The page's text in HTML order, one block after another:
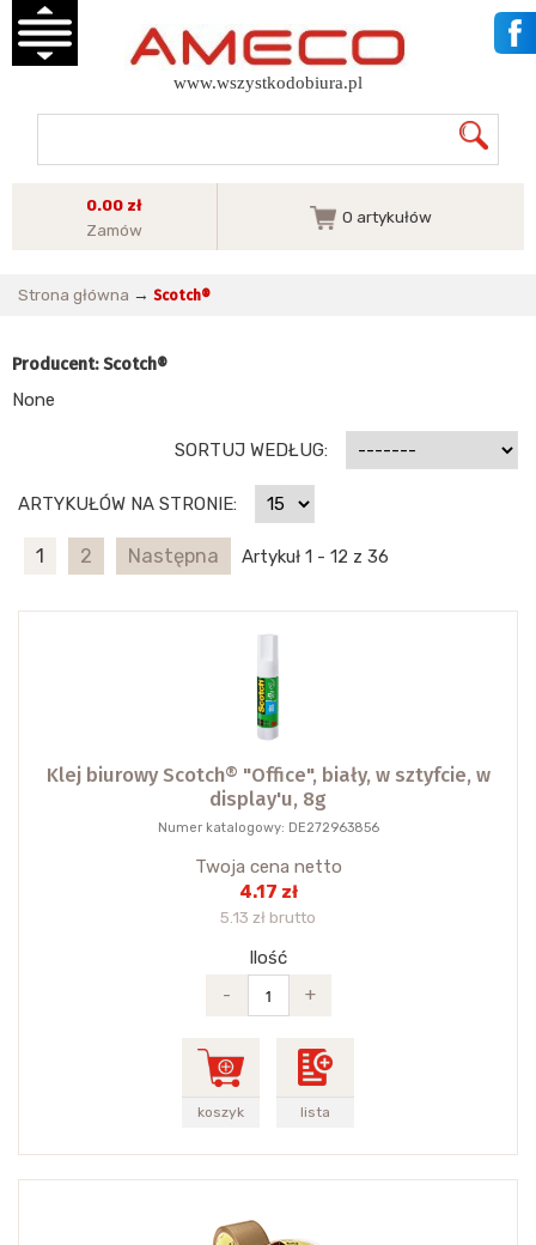
www.wszystkodobiura.pl
0.00 zł
Zamów
0 artykułów
Strona główna → Scotch®
Producent: Scotch®
None
SORTUJ WEDŁUG:
ARTYKUŁÓW NA STRONIE:
1 2 Następna Artykuł 1 - 12 z 36
Klej biurowy Scotch® "Office", biały, w sztyfcie, w
display'u, 8g
Numer katalogowy: DE272963856
Twoja cena netto
4.17 zł
5.13 zł brutto
Ilość
-
+
koszyk lista